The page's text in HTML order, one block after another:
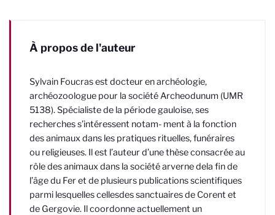
À propos de l'auteur
Sylvain Foucras est docteur en archéologie,
archéozoologue pour la société Archeodunum (UMR
5138). Spécialiste de la période gauloise, ses
recherches s’intéressent notam- ment à la fonction
des animaux dans les pratiques rituelles, funéraires
ou religieuses. Il est l’auteur d’une thèse consacrée au
rôle des animaux dans la société arverne dela fin de
l’âge du Fer et de plusieurs publications scientifiques
parmi lesquelles cellesdes sanctuaires de Corent et
de Gergovie. Il coordonne actuellement un